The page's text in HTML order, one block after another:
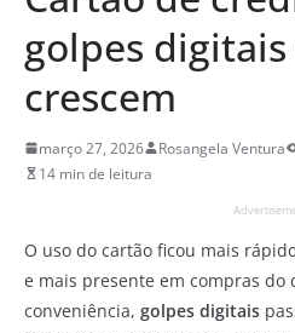
golpes
crescem
março 27, 2026 Rosangela Ventura
14 min de leitura
O uso do cartão ficou mais
e mais presente em compras do
conveniência, golpes digitais